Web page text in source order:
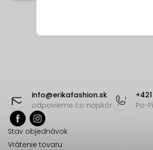
info@erikafashion.sk
odpovieme čo najskôr
Po-
Stav objednávok
Vrátenie tovaru